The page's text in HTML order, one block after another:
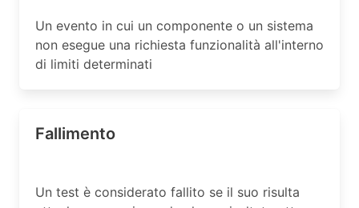
Un evento in cui un componente o un sistema
non esegue una richiesta funzionalità all'interno
di limiti determinati
Fallimento
Un test è considerato fallito se il suo risulta